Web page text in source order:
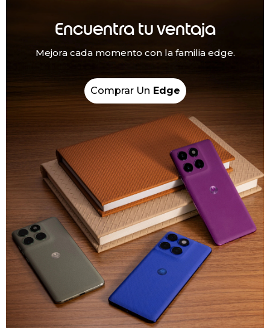
Encuentra tu ventaja
Mejora cada momento con la familia edge.
Comprar Un Edge